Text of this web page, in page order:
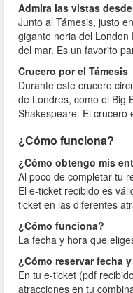
Admira las vistas
Junto al Támesis, justo
gigante noria del
del mar. Es un favorito
Crucero por el Támesis
Durante este crucero
de Londres, como el Big
Shakespeare. El crucero
¿Cómo funciona?
¿Cómo obtengo mis
Al poco de completar tu
El e-ticket recibido es
ticket en las diferentes
¿Cómo funciona?
La fecha y hora que
¿Cómo reservar fecha
En tu e-ticket (pdf
atracciones en tu